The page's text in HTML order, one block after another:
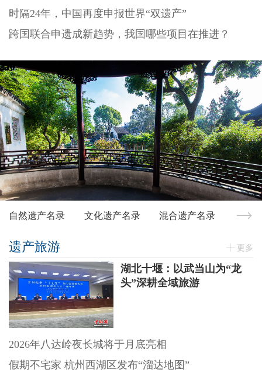
时隔24年，中国再度申报世界“双遗产”
跨国联合申遗成新趋势，我国哪些项目在推进？
自然遗产名录 文化遗产名录 混合遗产名录
遗产旅游 更多
湖北十堰：以武当山为“龙
头”深耕全域旅游
2026年八达岭夜长城将于月底亮相
假期不宅家 杭州西湖区发布“溜达地图”